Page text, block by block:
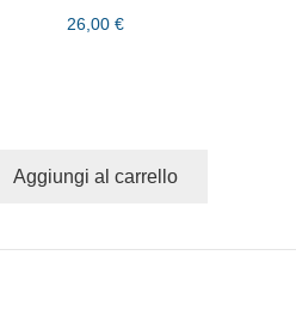
26,00 €
Aggiungi al carrello